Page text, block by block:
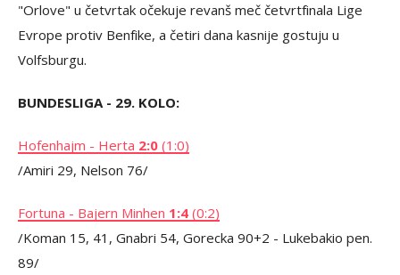
"Orlove" u četvrtak očekuje revanš meč četvrtfinala Lige
Evrope protiv Benfike, a četiri dana kasnije gostuju u
Volfsburgu.
BUNDESLIGA - 29. KOLO:
Hofenhajm - Herta 2:0 (1:0)
/Amiri 29, Nelson 76/
Fortuna - Bajern Minhen 1:4 (0:2)
/Koman 15, 41, Gnabri 54, Gorecka 90+2 - Lukebakio pen.
89/